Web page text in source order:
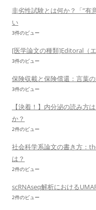
非劣性試験とは何か？「”有
い
3件のビュー
[医学論文の種類]Editoral（
3件のビュー
保険収載と保険償還：言葉
3件のビュー
【決着！】内分泌の読み方
か？
2件のビュー
社会科学系論文の書き方：
は？
2件のビュー
scRNAseq解析における
2件のビュー